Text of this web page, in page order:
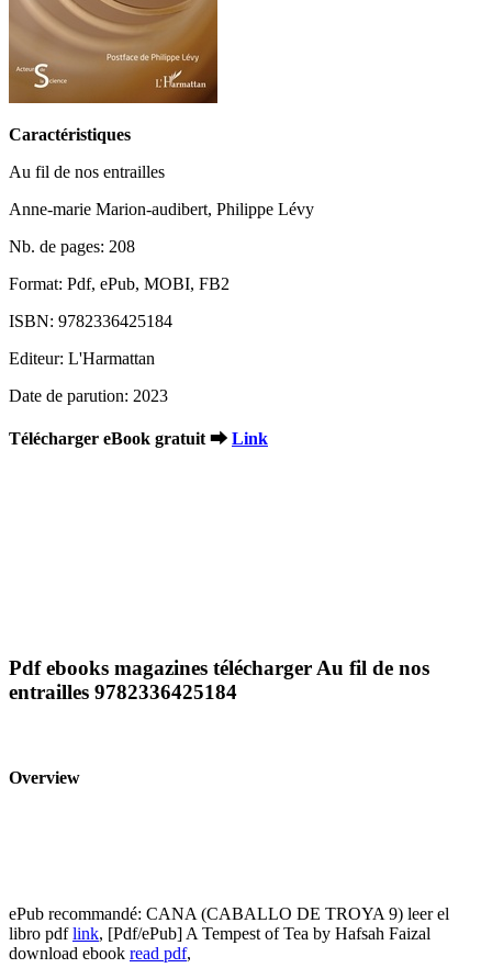
Caractéristiques
Au fil de nos entrailles
Anne-marie Marion-audibert, Philippe Lévy
Nb. de pages: 208
Format: Pdf, ePub, MOBI, FB2
ISBN: 9782336425184
Editeur: L'Harmattan
Date de parution: 2023
Télécharger eBook gratuit ➡ Link
Pdf ebooks magazines télécharger Au fil de nos
entrailles 9782336425184
Overview
ePub recommandé: CANA (CABALLO DE TROYA 9) leer el
libro pdflink, [Pdf/ePub] A Tempest of Tea by Hafsah Faizal
download ebook read pdf,